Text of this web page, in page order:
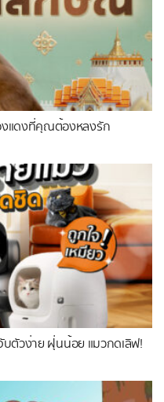
แดงที่คุณต้องหลงรัก
บตัวง่าย ฝุ่นน้อย แมวกดเลิฟ!